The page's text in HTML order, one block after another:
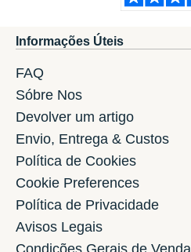
Informações Úteis
FAQ
Sóbre Nos
Devolver um artigo
Envio, Entrega & Custos
Política de Cookies
Cookie Preferences
Política de Privacidade
Avisos Legais